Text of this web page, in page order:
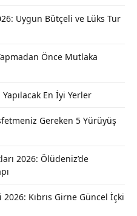
Uygun Bütçeli ve Lüks Tur
Önce Mutlaka
En İyi Yerler
Gereken 5 Yürüyüş
2026: Ölüdeniz’de
Kıbrıs Girne Güncel İçki